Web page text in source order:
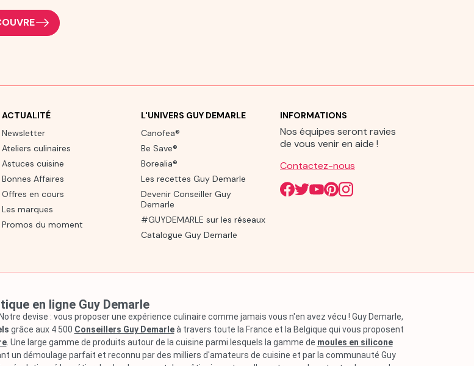
ACTUALITÉ
Newsletter
Ateliers culinaires
Astuces cuisine
Bonnes Affaires
Offres en cours
Les marques
Promos du moment
L'UNIVERS GUY DEMARLE
Canofea®
Be Save®
Borealia®
Les recettes Guy Demarle
Devenir Conseiller Guy
Demarle
#GUYDEMARLE sur les réseaux
Catalogue Guy Demarle
INFORMATIONS
Nos équipes seront ravies
de vous venir en aide !
Contactez-nous
en ligne Guy Demarle
devise : vous proposer une expérience culinaire comme jamais vous n'en avez vécu ! Guy Demarle,
grâce aux 4 500 Conseillers Guy Demarleà travers toute la France et la Belgique qui vous proposent
. Une large gamme de produits autour de la cuisine parmi lesquels la gamme de moules en silicone
un démoulage parfait et reconnu par des milliers d'amateurs de cuisine et par la communauté Guy